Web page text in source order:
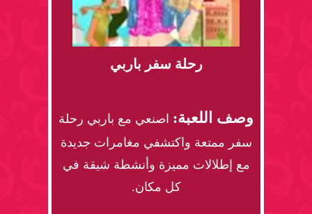
رحلة سفر باربي
وصف اللعبة: اصنعي مع باربي رحلة
سفر ممتعة واكتشفي مغامرات جديدة
مع إطلالات مميزة وأنشطة شيقة في
كل مكان.